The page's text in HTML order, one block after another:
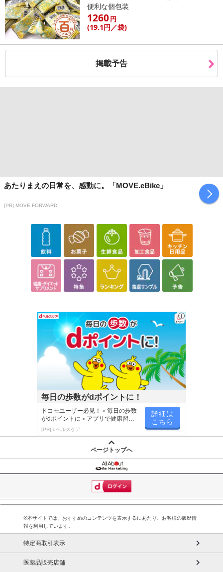
便利な個包装
1260円
(19.1円／袋)
掲載予告
あたりまえの日常を、感動に。「MOVE.eBike」
[PR] MOVE FORWARD
毎日の歩数がdポイントに！
ドコモユーザー必見！＜毎日の歩数
がdポイントに＞アプリで健康習慣
が楽しく続く
[PR] dヘルスケア
詳細は
こちら
ページトップへ
※本サイトでは、おすすめのコンテンツを表示するにあたり、お客様の履歴情
報を利用しています。
特定商取引表示
医薬品販売店舗